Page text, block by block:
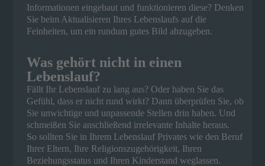
Informationen eingebaut und funktionieren diese? Denken
Sie beim Aktualisieren Ihres Lebenslaufs auf die
Feinheiten, um ein rundum gutes Bild abzugeben.
Was gehört nicht in einen
Lebenslauf?
Fällt Ihr Lebenslauf zu lang aus? Oder haben Sie das
Gefühl, dass er nicht rund wirkt? Dann überprüfen Sie, ob
Sie unwichtige und unpassende Stellen drin haben. Und
schmeißen Sie anschließend irrelevante Inhalte heraus.
So sollten Sie in Ihrem Lebenslauf Privates wie den Beruf
Ihrer Eltern, Ihre Religionszugehörigkeit, Ihren
Beziehungsstatus und Ihren Kinderstand weglassen.